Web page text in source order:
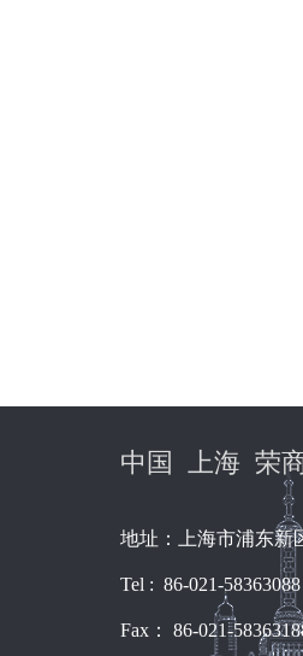
中国 上海 荣
地址：上海市浦东新
Tel : 86-021-
Fax： 86-021-